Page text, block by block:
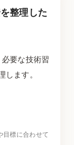
整理した
要な技術習
ます。
目標に合わせて